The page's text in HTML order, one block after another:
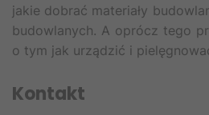
jakie dobrać materiały
budowlanych. A oprócz tego
o tym jak urządzić i
Kontakt